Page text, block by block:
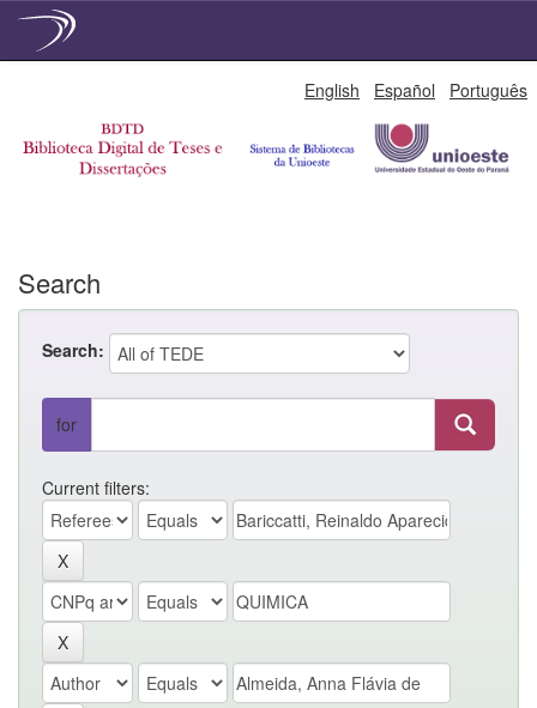
English Español Português
Search
Search:
for
Current filters: